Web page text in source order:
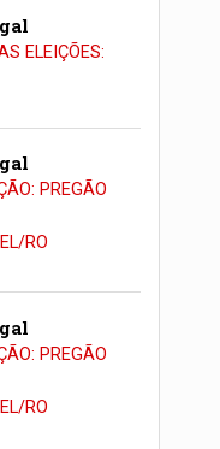
ELEIÇÕES:
PREGÃO
RO
PREGÃO
RO